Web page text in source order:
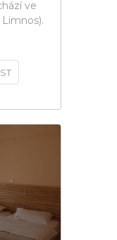
ve